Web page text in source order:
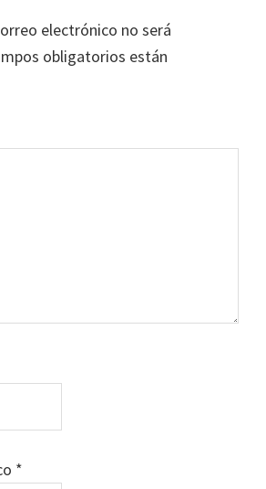
electrónico no será
obligatorios están
*